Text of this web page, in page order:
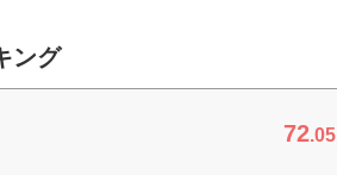
ング
72.05